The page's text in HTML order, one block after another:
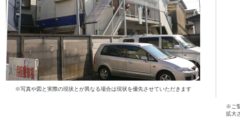
※写真や図と実際の現状とが異なる場合は現状を優先させていただきます
※ご
拡大